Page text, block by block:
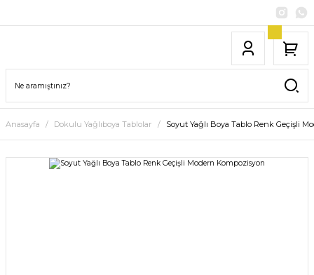
Anasayfa Dokulu Yağlıboya Tablolar Soyut Yağlı Boya Tablo Renk Geçişli